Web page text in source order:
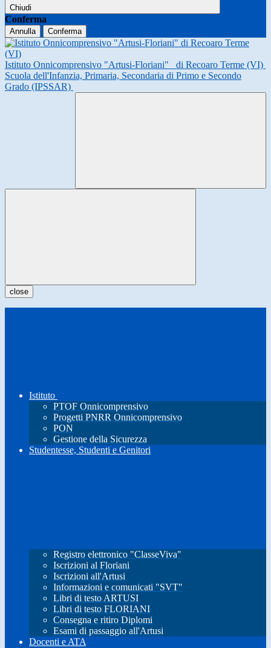
Chiudi
Conferma
Annulla Conferma
Istituto Onnicomprensivo "Artusi-Floriani"
di Recoaro Terme (VI)
Scuola dell'Infanzia, Primaria, Secondaria di Primo e Secondo
Grado (IPSSAR)
close
Istituto
PTOF Onnicomprensivo
Progetti PNRR Onnicomprensivo
PON
Gestione della Sicurezza
Studentesse, Studenti e Genitori
Registro elettronico "ClasseViva"
Iscrizioni al Floriani
Iscrizioni all'Artusi
Informazioni e comunicati "SVT"
Libri di testo ARTUSI
Libri di testo FLORIANI
Consegna e ritiro Diplomi
Esami di passaggio all'Artusi
Docenti e ATA